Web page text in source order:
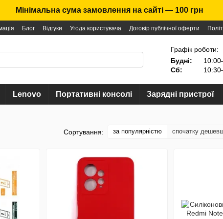
Мінімальна сума замовлення на сайті — 100 грн
Блог Відгуки Угода користувача Договір публічної оферти
Графік роботи:
Будні:
Сб:
Lenovo Портативні консолі Зарядні пристрої
Сортування: за популярністю спочатку